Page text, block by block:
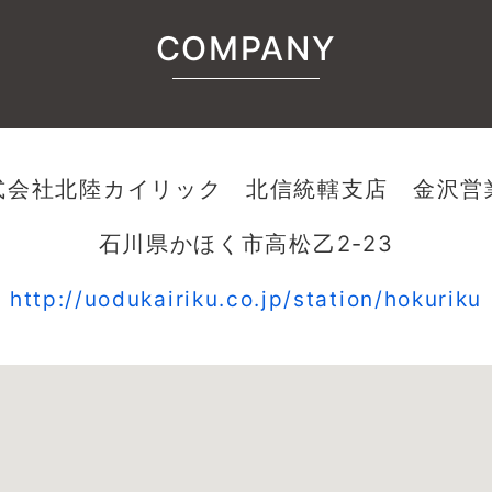
COMPANY
会社北陸カイリック 北信統轄支店 金沢営
石川県かほく市高松乙2-23
http://uodukairiku.co.jp/station/hokuriku